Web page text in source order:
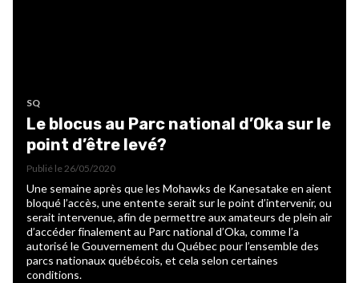
SQ
Le blocus au Parc national d’Oka sur le
point d’être levé?
Publié le26/05/2020
Une semaine après que les Mohawks de Kanesatake en aient
bloqué l’accès, une entente serait sur le point d’intervenir, ou
serait intervenue, afin de permettre aux amateurs de plein air
d’accéder finalement au Parc national d’Oka, comme l’a
autorisé le Gouvernement du Québec pour l’ensemble des
parcs nationaux québécois, et cela selon certaines
conditions.